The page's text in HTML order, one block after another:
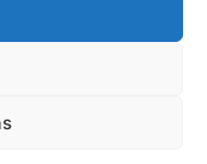
da Comarca de Ferrol